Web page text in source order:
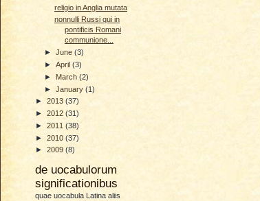
religio in Anglia mutata
nonnulli Russi qui in
pontificis Romani
communione...
►June(3)
►April(3)
► March(2)
►January(1)
► 2013 (37)
► 2012 (31)
► 2011 (38)
► 2010 (37)
► 2009 (8)
de uocabulorum
significationibus
quae uocabula Latina aliis